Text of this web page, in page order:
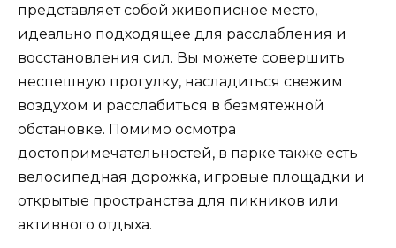
представляет собой живописное место,
идеально подходящее для расслабления и
восстановления сил. Вы можете совершить
неспешную прогулку, насладиться свежим
воздухом и расслабиться в безмятежной
обстановке. Помимо осмотра
достопримечательностей, в парке также есть
велосипедная дорожка, игровые площадки и
открытые пространства для пикников или
активного отдыха.